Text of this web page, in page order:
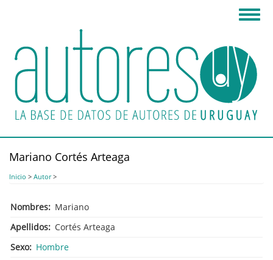
principal
Mariano Cortés Arteaga
Inicio > Autor>
Nombres
Mariano
Apellidos
Cortés Arteaga
Sexo
Hombre